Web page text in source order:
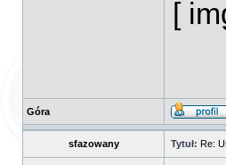
[
Góra
sfazowany Tytuł: Re: